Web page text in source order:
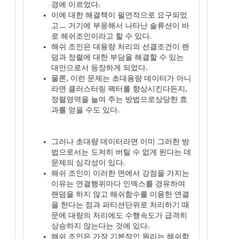
경에 이르었다.
이에 대한 해결책이 필연적으로 요구되었
고ㅡ 거기에 부응해서 나타난 솔류션이 바
로 해쉬조인이라고 할 수 있다.
해쉬 조인은 대용량 처리의 선결조건이 랜
덤과 정렬에 대한 부담을 해결할 수 있는
대안으로서 등장하게 되었다.
물론, 이런 문제는 초대용량 데이터가 아니
라면 클러스터링 팩터를 향상시킨다든지,
정렬영역을 늘여 주는 방법으로상당한 효
과를 얻을 수도 있다.
그러나 초대량 데이터라면 이미 그러한 방
법으로서는 도저히 버틸 수 없게 된다는 데
문제의 심각성이 있다.
해쉬 조인이 이러한 면에서 강점을 가지는
이유는 연결행위마다 인덱스를 경유하여
랜덤을 하지 않고 해쉬함수를 이용한 연결
을 한다는 점과 파티션단위로 처리하기 때
문에 대량의 처리에도 수행속도가 급격히
상승하지 않는다는 것에 있다.
해쉬 조인은 가장 기본적인 원리는 해쉬함